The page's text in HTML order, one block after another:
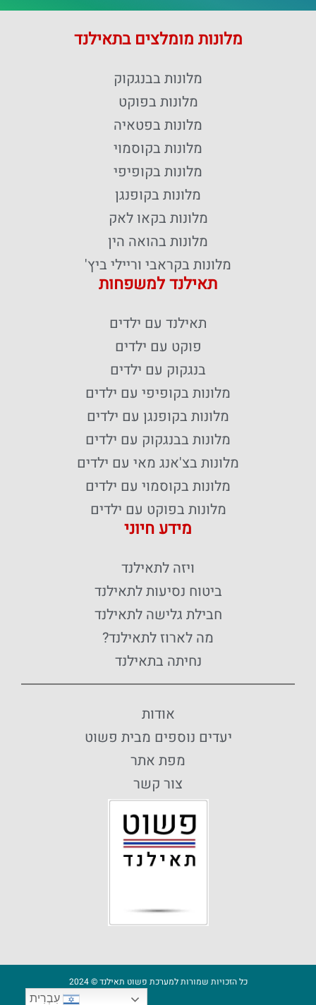
מלונות מומלצים בתאילנד
מלונות בבנגקוק
מלונות בפוקט
מלונות בפטאיה
מלונות בקוסמוי
מלונות בקופיפי
מלונות בקופנגן
מלונות בקאו לאק
מלונות בהואה הין
מלונות בקראבי וריילי ביץ'
תאילנד למשפחות
תאילנד עם ילדים
פוקט עם ילדים
בנגקוק עם ילדים
מלונות בקופיפי עם ילדים
מלונות בקופנגן עם ילדים
מלונות בבנגקוק עם ילדים
מלונות בצ'אנג מאי עם ילדים
מלונות בקוסמוי עם ילדים
מלונות בפוקט עם ילדים
מידע חיוני
ויזה לתאילנד
ביטוח נסיעות לתאילנד
חבילת גלישה לתאילנד
מה לארוז לתאילנד?
נחיתה בתאילנד
אודות
יעדים נוספים מבית פשוט
מפת אתר
צור קשר
כל הזכויות שמורות למערכת פשוט תאילנד © 2024
עִבְרִית